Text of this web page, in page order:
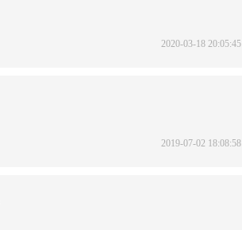
2020-03-18 20:05:45
2019-07-02 18:08:58